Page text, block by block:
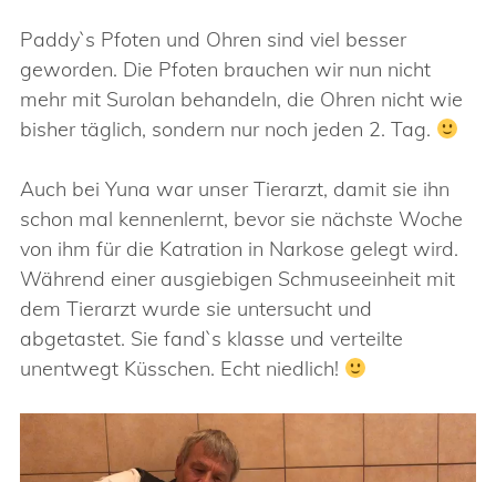
Paddy`s Pfoten und Ohren sind viel besser
geworden. Die Pfoten brauchen wir nun nicht
mehr mit Surolan behandeln, die Ohren nicht wie
bisher täglich, sondern nur noch jeden 2. Tag.
Auch bei Yuna war unser Tierarzt, damit sie ihn
schon mal kennenlernt, bevor sie nächste Woche
von ihm für die Katration in Narkose gelegt wird.
Während einer ausgiebigen Schmuseeinheit mit
dem Tierarzt wurde sie untersucht und
abgetastet. Sie fand`s klasse und verteilte
unentwegt Küsschen. Echt niedlich!